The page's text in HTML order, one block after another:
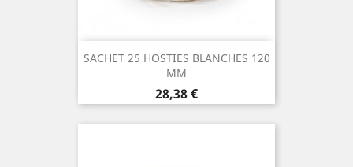
SACHET 25 HOSTIES BLANCHES 120
MM
Prix
28,38 €